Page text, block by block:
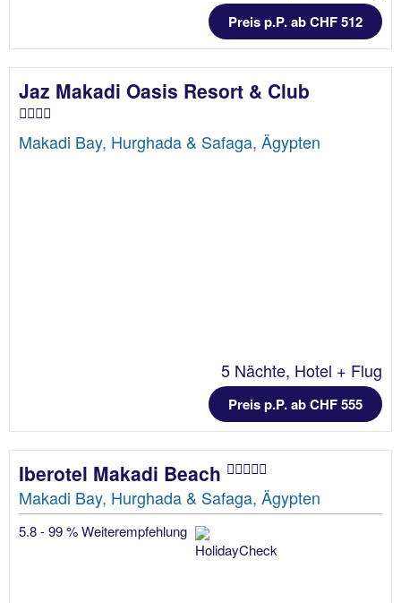
Preis p.P. ab CHF 512
Jaz Makadi Oasis Resort & Club
Makadi Bay, Hurghada & Safaga, Ägypten
5 Nächte, Hotel + Flug
Preis p.P. ab CHF 555
Iberotel Makadi Beach
Makadi Bay, Hurghada & Safaga, Ägypten
5.8 - 99 % Weiterempfehlung